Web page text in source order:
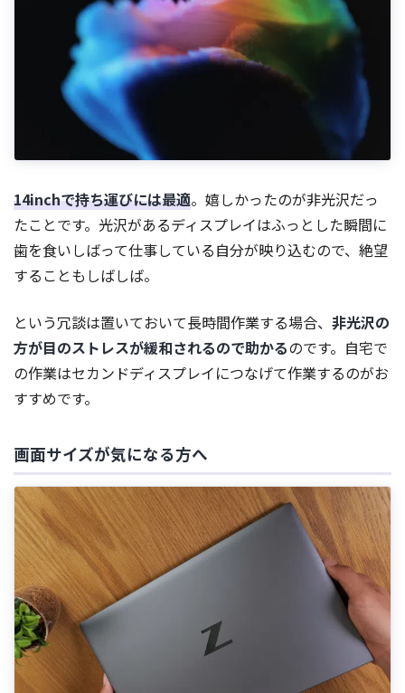
14inchで持ち運びには最適。嬉しかったのが非光沢だっ
たことです。光沢があるディスプレイはふっとした瞬間に
歯を食いしばって仕事している自分が映り込むので、絶望
することもしばしば。
という冗談は置いておいて長時間作業する場合、 非光沢の
方が目のストレスが緩和されるので助かるのです。自宅で
の作業はセカンドディスプレイにつなげて作業するのがお
すすめです。
画面サイズが気になる方へ